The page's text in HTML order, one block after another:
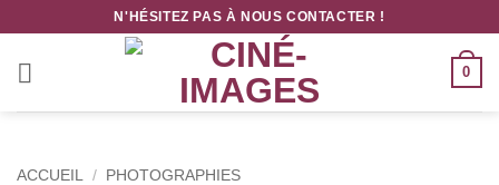
contenu
N'HÉSITEZ PAS À NOUS CONTACTER !
0
ACCUEIL / PHOTOGRAPHIES